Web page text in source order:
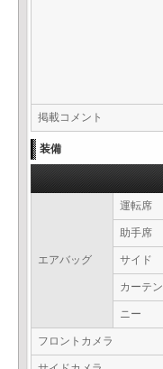
掲載コメント
装備
エアバッグ
運転席
助手席
サイド
カーテン
ニー
フロントカメラ